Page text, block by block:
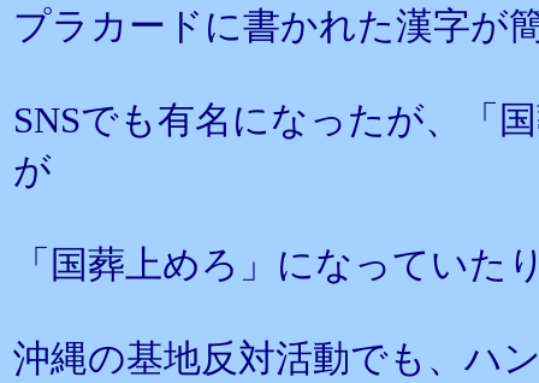
プラカードに書かれた漢字が
SNSでも有名になったが、「
が
「国葬上めろ」になっていた
沖縄の基地反対活動でも、ハ